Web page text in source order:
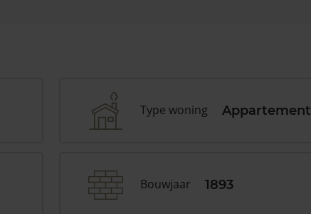
Type woning Appartement
Bouwjaar 1893